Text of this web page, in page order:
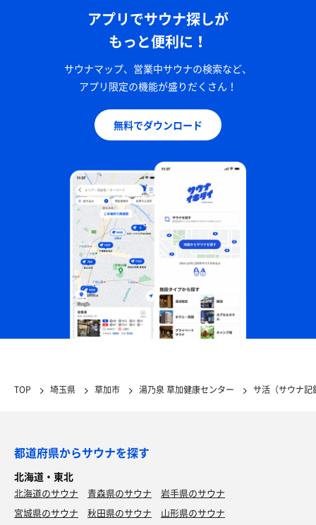
アプリでサウナ探しが
もっと便利に！
サウナマップ、営業中サウナの検索など、
アプリ限定の機能が盛りだくさん！
無料でダウンロード
TOP 埼玉県 草加市 湯乃泉 草加健康センター サ活（サウナ記
都道府県からサウナを探す
北海道・東北
北海道のサウナ 青森県のサウナ
岩手県のサウナ
宮城県のサウナ
秋田県のサウナ
山形県のサウナ